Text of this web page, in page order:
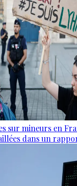
sur mineurs en
dans un